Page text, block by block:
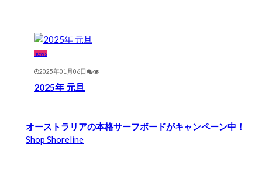
news
2025年01月06日
2025年 元旦
オーストラリアの本格サーフボードがキャンペーン中！
Shop Shoreline